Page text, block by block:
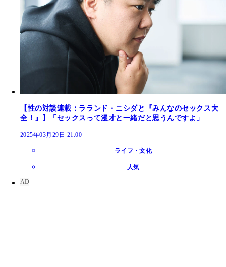
【性の対談連載：ラランド・ニシダと『みんなのセックス大
全！』】「セックスって漫才と一緒だと思うんですよ」
2025年03月29日 21:00
ライフ・文化
人気